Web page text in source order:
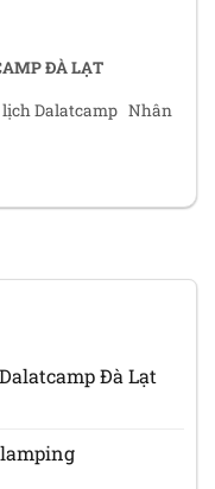
ĐÀ LẠT
lịch Dalatcamp Nhân
Đà Lạt